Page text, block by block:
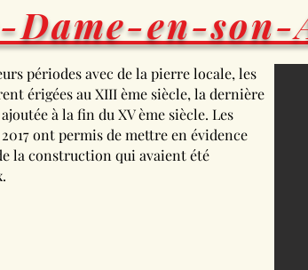
Dame-en-son-
périodes avec de la pierre locale, les
érigées au XIII ème siècle, la dernière
à la fin du XV ème siècle. Les
ont permis de mettre en évidence
la construction qui avaient été